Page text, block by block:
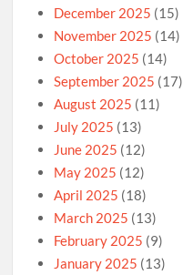
December 2025 (15)
November 2025 (14)
October 2025 (14)
September 2025 (17)
August 2025 (11)
July 2025 (13)
June 2025 (12)
May 2025 (12)
April 2025 (18)
March 2025 (13)
February 2025 (9)
January 2025 (13)